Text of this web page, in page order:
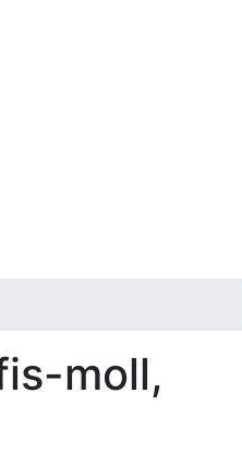
moll,